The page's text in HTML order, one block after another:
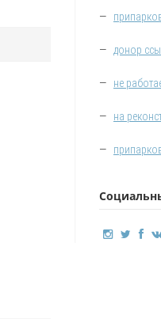
—
— донор
— не
— на
—